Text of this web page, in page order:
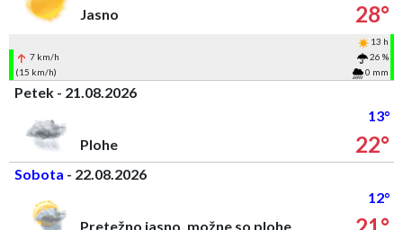
Jasno
28°
13 h
7 km/h
26 %
(15 km/h)
0 mm
Petek - 21.08.2026
13°
Plohe
22°
Sobota - 22.08.2026
12°
Pretežno jasno, možne so plohe